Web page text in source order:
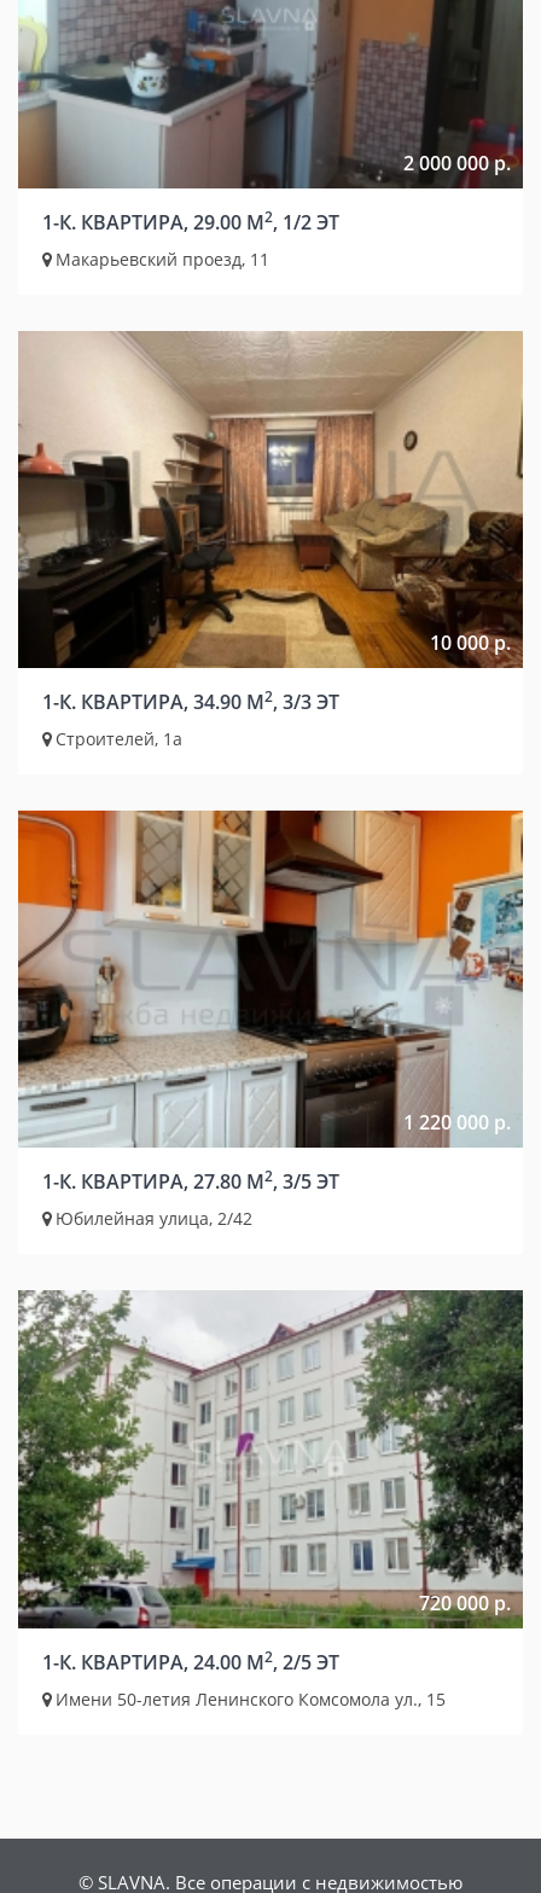
2 000 000 р.
1-К. КВАРТИРА, 29.00 М2, 1/2 ЭТ
Макарьевский проезд, 11
10 000 р.
1-К. КВАРТИРА, 34.90 М2, 3/3 ЭТ
Строителей, 1а
1 220 000 р.
1-К. КВАРТИРА, 27.80 М2, 3/5 ЭТ
Юбилейная улица, 2/42
720 000 р.
1-К. КВАРТИРА, 24.00 М2, 2/5 ЭТ
Имени 50-летия Ленинского Комсомола ул., 15
© SLAVNA. Все операции с недвижимостью